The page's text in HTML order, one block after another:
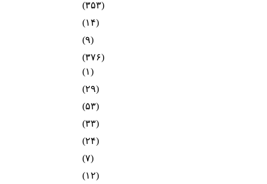
(۳۵۳)
(۱۴)
(۹)
(۳۷۶)
(۱)
(۲۹)
(۵۳)
(۳۳)
(۲۴)
(۷)
(۱۲)